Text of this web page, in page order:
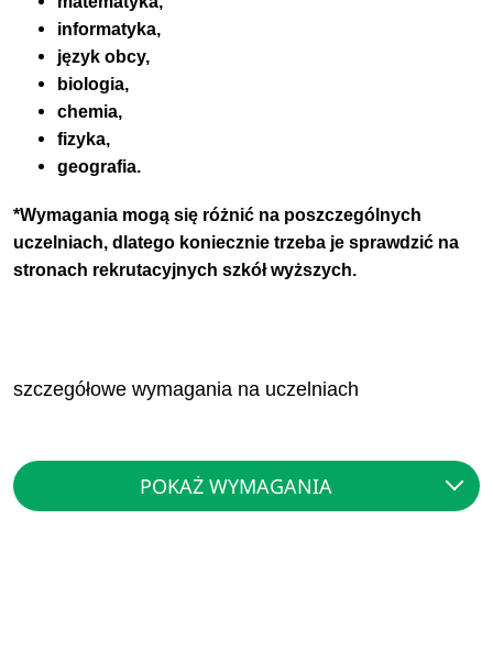
informatyka,
język obcy,
biologia,
chemia,
fizyka,
geografia.
*Wymagania mogą się różnić na poszczególnych
uczelniach, dlatego koniecznie trzeba je sprawdzić na
stronach rekrutacyjnych szkół wyższych.
szczegółowe wymagania na uczelniach
POKAŻ WYMAGANIA